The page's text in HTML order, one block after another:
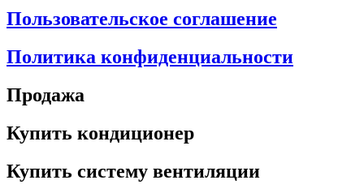
Пользовательское соглашение
Политика конфиденциальности
Продажа
Купить кондиционер
Купить систему вентиляции